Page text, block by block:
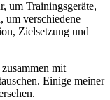
um Trainingsgeräte,
um verschiedene
Zielsetzung und
mit
Einige meiner